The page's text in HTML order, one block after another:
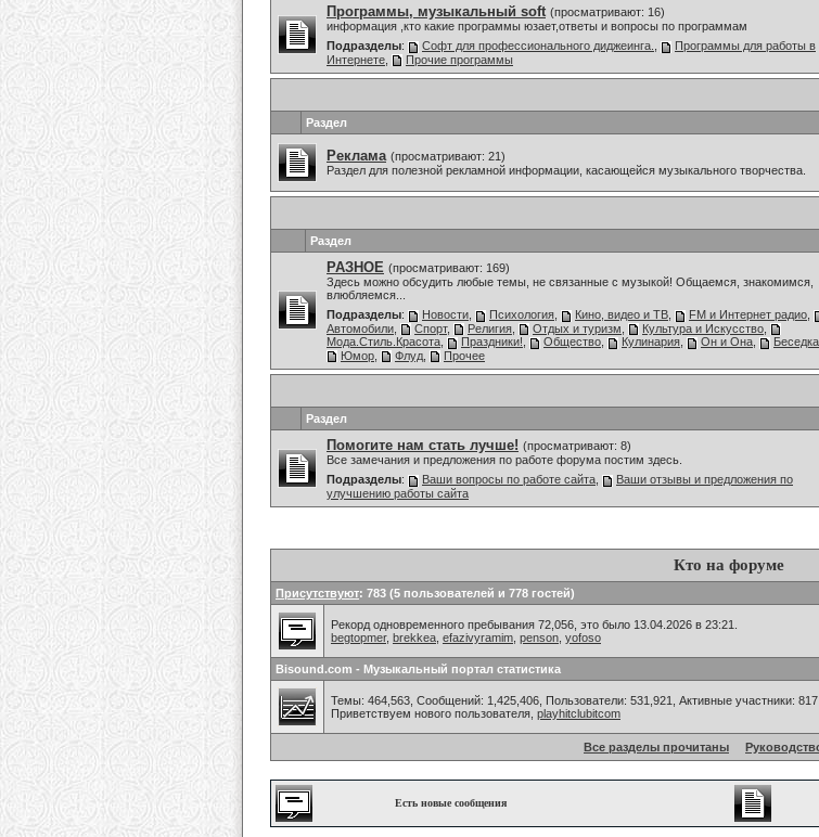
Программы, музыкальный soft (просматривают: 16)
информация ,кто какие программы юзает,ответы и вопросы по программам
Подразделы: Софт для профессионального диджеинга.
Программы для работы в
Интернете
Прочие программы
Раздел
Реклама (просматривают: 21)
Раздел для полезной рекламной информации, касающейся музыкального творчества.
Раздел
РАЗНОЕ (просматривают: 169)
Здесь можно обсудить любые темы, не связанные с музыкой! Общаемся, знакомимся,
влюбляемся...
Подразделы: Новости Психология Кино, видео и ТВ FM и Интернет радио
Автомобили
Спорт, Религия Отдых и туризм Культура и Искусство
Мода.Стиль.Красота
Праздники! Общество Кулинария Он и Она Беседка
Юмор
Флуд Прочее
Раздел
Помогите нам стать лучше! (просматривают: 8)
Все замечания и предложения по работе форума постим здесь.
Подразделы: Ваши вопросы по работе сайта
Ваши отзывы и предложения по
улучшению работы сайта
Кто на форуме
Присутствуют: 783 (5 пользователей и 778 гостей)
Рекорд одновременного пребывания 72,056, это было 13.04.2026 в 23:21.
begtopmer, brekkea efazivyramim penson yofoso
Bisound.com - Музыкальный портал статистика
Темы: 464,563, Сообщений: 1,425,406, Пользователи: 531,921, Активные участники: 817
Приветствуем нового пользователя, playhitclubitcom
Все разделы прочитаны
Есть новые сообщения